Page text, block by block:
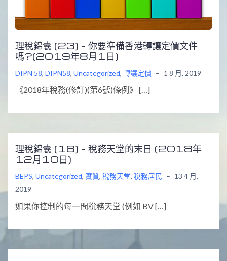
理稅錦囊 (23) – 你要準備香港轉讓定價文件
嗎?(2019年8月1日)
DIPN 58, DIPN58, Uncategorized, 轉讓定價 – 1 8 月, 2019
《2018年稅務(修訂)(第6號)條例》 […]
理稅錦囊 (18) – 稅務天堂的末日 (2018年
12月10日)
BEPS, Uncategorized, 實質, 稅務天堂, 稅務居民 – 13 4 月,
2019
如果你控制的每一間稅務天堂 (例如 BV […]